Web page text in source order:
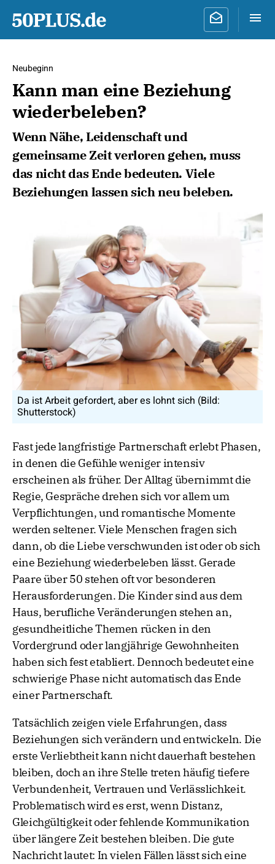
Neubeginn
Kann man eine Beziehung
wiederbeleben?
Wenn Nähe, Leidenschaft und
gemeinsame Zeit verloren gehen, muss
das nicht das Ende bedeuten. Viele
Beziehungen lassen sich neu beleben.
Da ist Arbeit gefordert, aber es lohnt sich (Bild:
Shutterstock)
Fast jede langfristige Partnerschaft erlebt Phasen,
in denen die Gefühle weniger intensiv
erscheinen als früher. Der Alltag übernimmt die
Regie, Gespräche drehen sich vor allem um
Verpflichtungen, und romantische Momente
werden seltener. Viele Menschen fragen sich
dann, ob die Liebe verschwunden ist oder ob sich
eine Beziehung wiederbeleben lässt. Gerade
Paare über 50 stehen oft vor besonderen
Herausforderungen. Die Kinder sind aus dem
Haus, berufliche Veränderungen stehen an,
gesundheitliche Themen rücken in den
Vordergrund oder langjährige Gewohnheiten
haben sich fest etabliert. Dennoch bedeutet eine
schwierige Phase nicht automatisch das Ende
einer Partnerschaft.
Tatsächlich zeigen viele Erfahrungen, dass
Beziehungen sich verändern und entwickeln. Die
erste Verliebtheit kann nicht dauerhaft bestehen
bleiben, doch an ihre Stelle treten häufig tiefere
Verbundenheit, Vertrauen und Verlässlichkeit.
Problematisch wird es erst, wenn Distanz,
Gleichgültigkeit oder fehlende Kommunikation
über längere Zeit bestehen bleiben. Die gute
Nachricht lautet: In vielen Fällen lässt sich eine